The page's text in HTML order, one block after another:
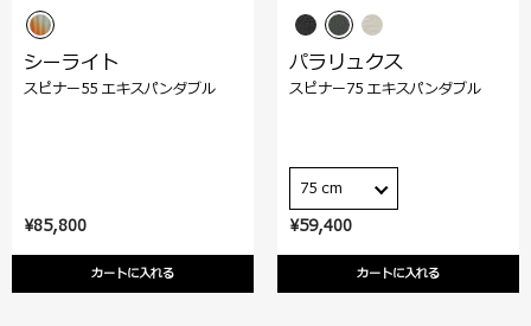
¥85,800
カートに入れる
シーライト
スピナー55 エキスパンダブル
¥59,400
カートに入れる
パラリュクス
スピナー75 エキスパンダブル
75 cm